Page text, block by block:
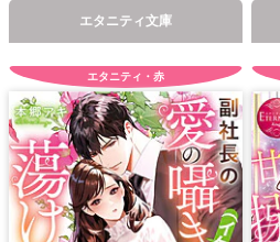
エタニティ文庫
エタニティ・赤